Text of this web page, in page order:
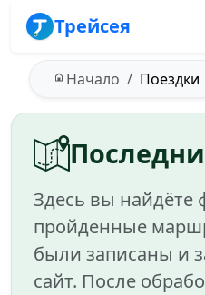
Трейсея
Начало Поездки
Здесь вы найдёте
пройденные
были записаны и
сайт. После